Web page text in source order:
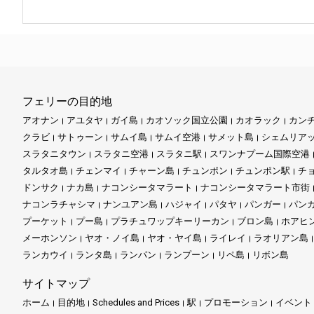
フェリーの目的地
アオナン アユタヤ ガイ島 カオソック国立公園 カオラック カン
クラビ
サトゥーン サムイ島 サムイ空港 サメット島 シェムリア
スラタニタウン
スラタニ空港 スラタニ駅 スワンナプーム国際空港
タルタオ島
チェンマイ チャーン島 チュンポン チュンポン駅 チ
ドンサク
ナカ島 ナコンシータマラート ナコンシータマラート市街
ナコンラチャシマ
ナンユアン島 ハジャイ パタヤ パンガー パン
プーケット
プー島 プラチュワップキーリーカン ブロン島 ホアヒ
メーホンソン
ヤオ・ノイ島 ヤオ・ヤイ島 ライレイ ラオリアン島
ランカウイ
ランタ島 ランパン ランプーン リペ島 リボン島
サイトマップ
ホーム 目的地 Schedules and Prices 駅 プロモーション イベント